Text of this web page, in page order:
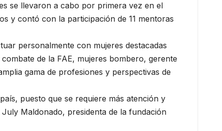
se llevaron a cabo por primera vez en el
y contó con la participación de 11 mentoras
personalmente con mujeres destacadas
de la FAE, mujeres bombero, gerente
gama de profesiones y perspectivas de
puesto que se requiere más atención y
Maldonado, presidenta de la fundación